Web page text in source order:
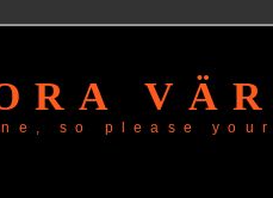
so please